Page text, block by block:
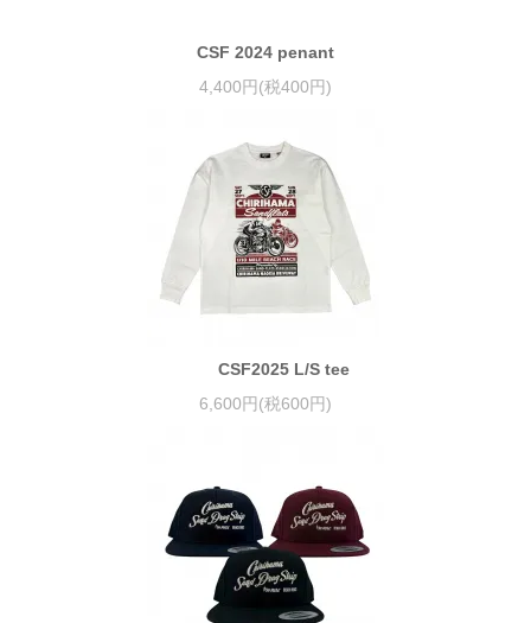
CSF 2024 penant
4,400円(税400円)
CSF2025 L/S tee
6,600円(税600円)